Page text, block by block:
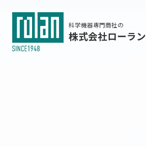
科学機器専門商社の
株式会社ローラン